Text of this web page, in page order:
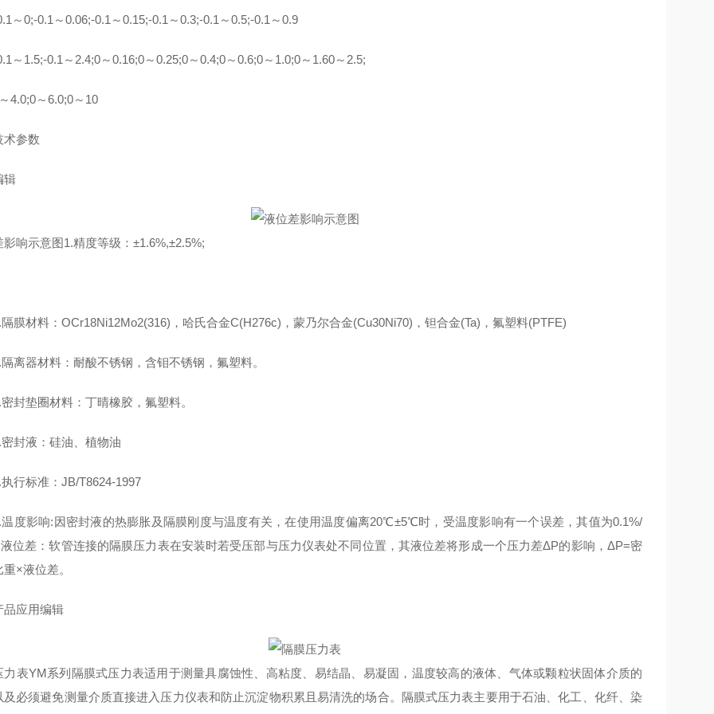
0;-0.1～0.06;-0.1～0.15;-0.1～0.3;-0.1～0.5;-0.1～0.9
1.5;-0.1～2.4;0～0.16;0～0.25;0～0.4;0～0.6;0～1.0;0～1.60～2.5;
～6.0;0～10
参数
影响示意图1.精度等级：±1.6%,±2.5%;
材料：OCr18Ni12Mo2(316)，哈氏合金C(H276c)，蒙乃尔合金(Cu30Ni70)，钽合金(Ta)，氟塑料(PTFE)
器材料：耐酸不锈钢，含钼不锈钢，氟塑料。
垫圈材料：丁晴橡胶，氟塑料。
液：硅油、植物油
标准：JB/T8624-1997
影响:因密封液的热膨胀及隔膜刚度与温度有关，在使用温度偏离20℃±5℃时，受温度影响有一个误差，其值为0.1%/
位差：软管连接的隔膜压力表在安装时若受压部与压力仪表处不同位置，其液位差将形成一个压力差ΔP的影响，ΔP=密
×液位差。
应用编辑
力表YM系列隔膜式压力表适用于测量具腐蚀性、高粘度、易结晶、易凝固，温度较高的液体、气体或颗粒状固体介质的
及必须避免测量介质直接进入压力仪表和防止沉淀物积累且易清洗的场合。隔膜式压力表主要用于石油、化工、化纤、染